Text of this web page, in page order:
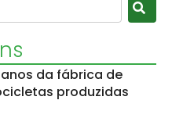
anos da fábrica de
produzidas